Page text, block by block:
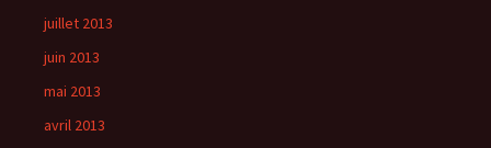
juillet 2013
juin 2013
mai 2013
avril 2013